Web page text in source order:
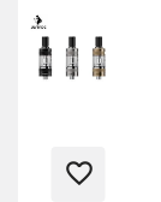
favorite_border